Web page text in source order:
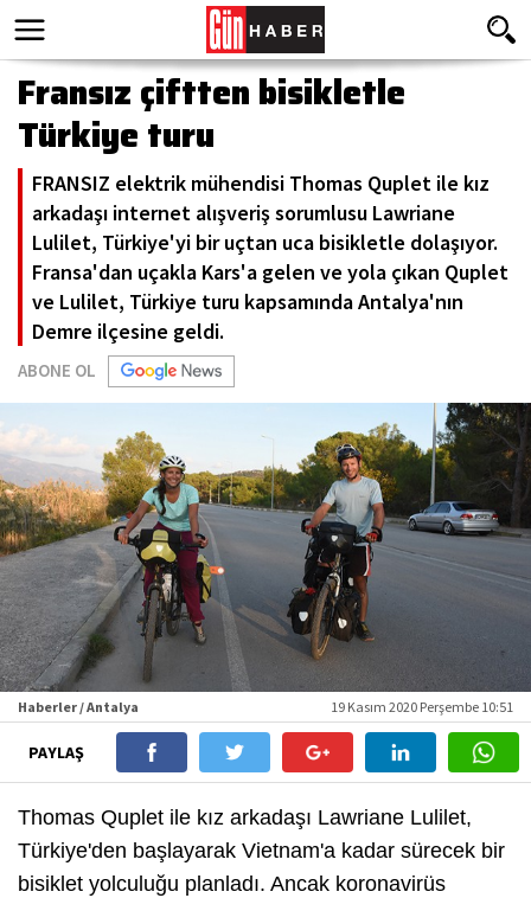
Fransız çiftten bisikletle
Türkiye turu
FRANSIZ elektrik mühendisi Thomas Quplet ile kız
arkadaşı internet alışveriş sorumlusu Lawriane
Lulilet, Türkiye'yi bir uçtan uca bisikletle dolaşıyor.
Fransa'dan uçakla Kars'a gelen ve yola çıkan Quplet
ve Lulilet, Türkiye turu kapsamında Antalya'nın
Demre ilçesine geldi.
ABONE OL
Haberler / Antalya 19 Kasım 2020 Perşembe 10:51
PAYLAŞ
Thomas Quplet ile kız arkadaşı Lawriane Lulilet,
Türkiye'den başlayarak Vietnam'a kadar sürecek bir
bisiklet yolculuğu planladı. Ancak koronavirüs